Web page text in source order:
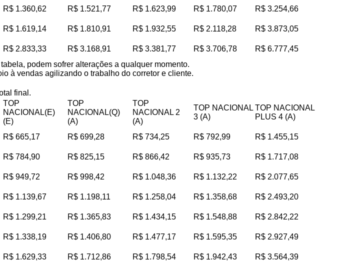
R$ 1.360,62 R$ 1.521,77 R$ 1.623,99 R$ 1.780,07
R$ 3.254,66
R$ 1.619,14 R$ 1.810,91 R$ 1.932,55 R$ 2.118,28
R$ 3.873,05
R$ 2.833,33 R$ 3.168,91 R$ 3.381,77 R$ 3.706,78
R$ 6.777,45
podem sofrer alterações a qualquer momento.
à vendas agilizando o trabalho do corretor e cliente.
final.
TOP
NACIONAL(E)
(E)
TOP
NACIONAL(Q)
(A)
TOP
NACIONAL 2
(A)
TOP NACIONAL
3 (A)
TOP NACIONAL
PLUS 4 (A)
R$ 665,17 R$ 699,28 R$ 734,25 R$ 792,99
R$ 1.455,15
R$ 784,90 R$ 825,15 R$ 866,42 R$ 935,73
R$ 1.717,08
R$ 949,72 R$ 998,42 R$ 1.048,36 R$ 1.132,22
R$ 2.077,65
R$ 1.139,67 R$ 1.198,11 R$ 1.258,04 R$ 1.358,68
R$ 2.493,20
R$ 1.299,21 R$ 1.365,83 R$ 1.434,15 R$ 1.548,88
R$ 2.842,22
R$ 1.338,19 R$ 1.406,80 R$ 1.477,17 R$ 1.595,35
R$ 2.927,49
R$ 1.629,33 R$ 1.712,86 R$ 1.798,54 R$ 1.942,43
R$ 3.564,39